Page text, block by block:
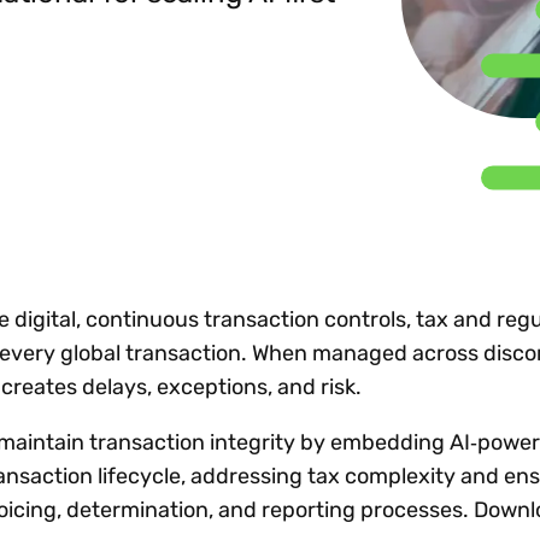
Tendências
Inovação
Vertex
2026.
25% de
digital, continuous transaction controls, tax and
global transaction. When managed across
delays, exceptions, and risk.
transaction integrity by embedding
lifecycle, addressing tax complexity and
determination, and reporting processes.